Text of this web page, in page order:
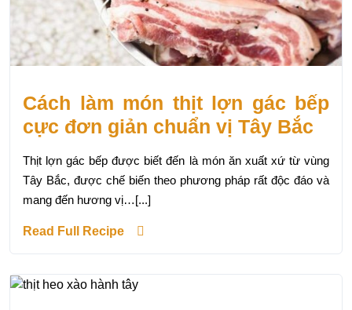
Cách làm món thịt lợn gác bếp
cực đơn giản chuẩn vị Tây Bắc
Thịt lợn gác bếp được biết đến là món ăn xuất xứ từ vùng
Tây Bắc, được chế biến theo phương pháp rất độc đáo và
mang đến hương vị…[...]
Read Full Recipe